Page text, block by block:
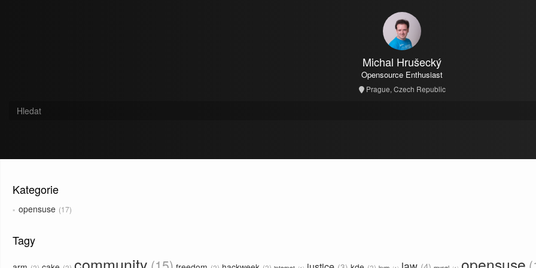
Michal Hrušecký
Opensource Enthusiast
Prague, Czech Republic
Kategorie
opensuse 17
Tagy
community opensuse